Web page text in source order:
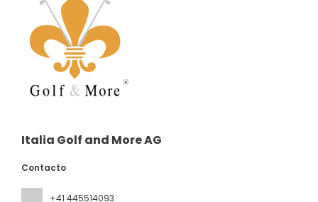
Italia Golf and More AG
Contacto
+41 445514093